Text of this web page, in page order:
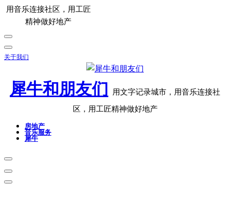
用音乐连接社区，用工匠
精神做好地产
关于我们
犀牛和朋友们 用文字记录城市，用音乐连接社
区，用工匠精神做好地产
房地产
音乐服务
犀牛